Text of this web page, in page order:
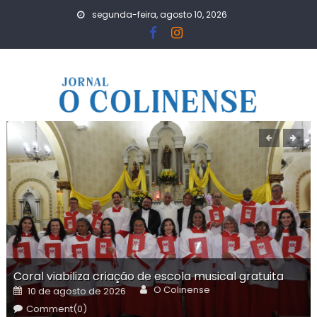
segunda-feira, agosto 10, 2026
Coral viabiliza criação de escola musical gratuita
Posted
on
10 de agosto de 2026 Author
O Colinense
Comment(0)